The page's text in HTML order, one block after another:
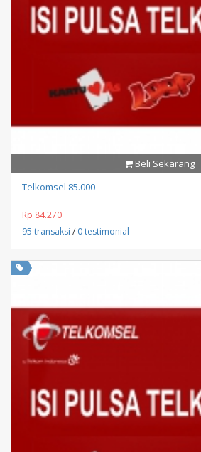
Beli Sekarang
Telkomsel 85.000
Rp 84.270
95 transaksi / 0 testimonial